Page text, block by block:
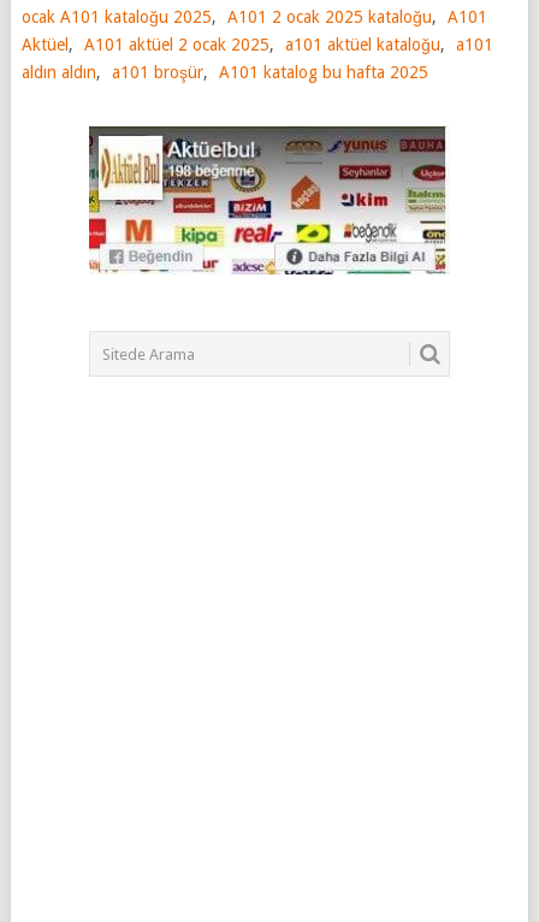
ocak A101 kataloğu 2025, A101 2 ocak 2025 kataloğu,
A101
Aktüel , A101 aktüel 2 ocak 2025, a101 aktüel kataloğu,
a101
aldın aldın, a101 broşür, A101 katalog bu hafta 2025